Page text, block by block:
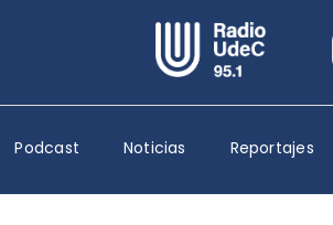
Escuchar Radio
Quiénes
Podcast Noticias Reportajes